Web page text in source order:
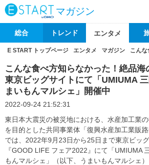
マガジン
総合 トレンド エンタメ
E START トップページ エンタメ マガジン こん
こんな食べ方知らなかった！絶品海
東京ビッグサイトにて「UMIUMA
まいもんマルシェ」開催中
2022-09-24 21:52:31
東日本大震災の被災地における、水産加工業
を目的とした共同事業体「復興水産加工業販路
では、2022年9月23日から25日まで東京ビッ
『GOOD LIFE フェア2022』にて「UMIUMA
もんマルシェ」（以下、うまいもんマルシェ）